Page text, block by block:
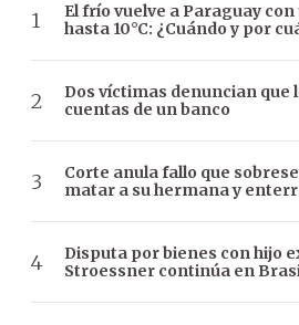
El frío vuelve a Paraguay
hasta 10°C: ¿Cuándo y por
Dos víctimas denuncian que
cuentas de un banco
Corte anula fallo que
matar a su hermana y
Disputa por bienes con hijo
Stroessner continúa en